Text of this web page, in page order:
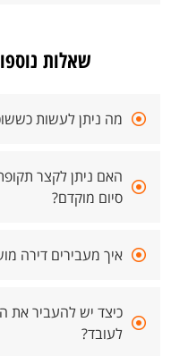
שאלות
מה ניתן לעשות
האם ניתן לקצר
סיום מוקדם?
איך מעבירים דירה
כיצד יש להעביר את
לעובד?